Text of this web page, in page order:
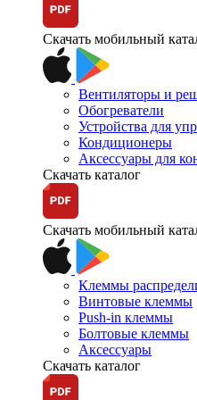
Скачать мобильный
Вентиляторы и
Обогреватели
Устройства для
Кондиционеры
Аксессуары для
Скачать каталог
Скачать мобильный
Клеммы
Винтовые клеммы
Push-in клеммы
Болтовые клеммы
Аксессуары
Скачать каталог